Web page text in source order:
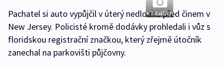
+ 7 dalších
Pachatel si auto vypůjčil v úterý nedlouho před činem v
New Jersey. Policisté kromě dodávky prohledali i vůz s
floridskou registrační značkou, který zřejmě útočník
zanechal na parkovišti půjčovny.